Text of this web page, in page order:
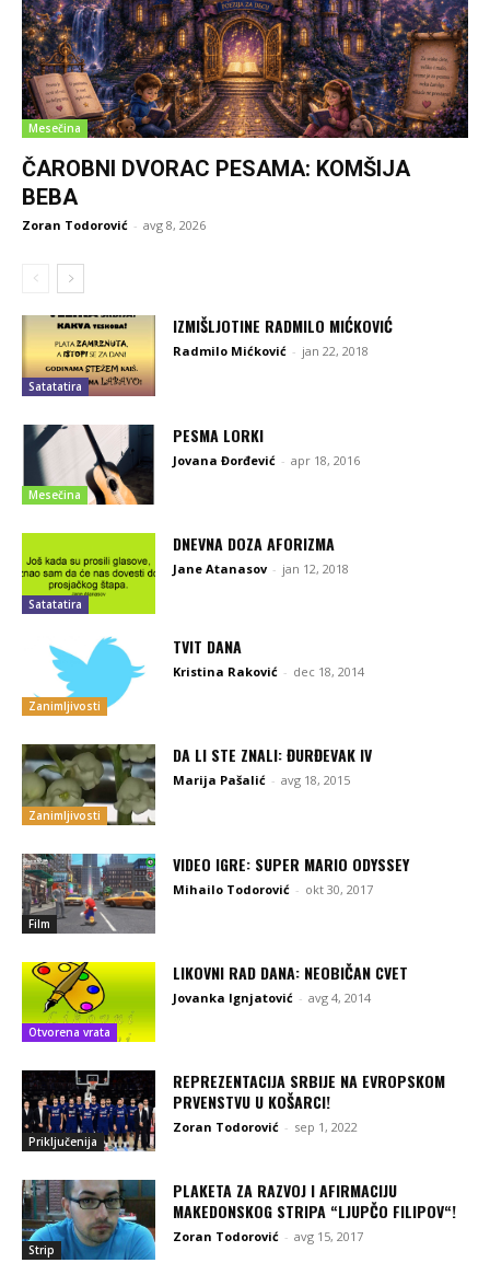
Mesečina
ČAROBNI DVORAC PESAMA: KOMŠIJA
BEBA
Zoran Todorović - avg 8, 2026
Satatatira
IZMIŠLJOTINE RADMILO MIĆKOVIĆ
Radmilo Mićković - jan 22, 2018
Mesečina
PESMA LORKI
Jovana Đorđević - apr 18, 2016
Satatatira
DNEVNA DOZA AFORIZMA
Jane Atanasov - jan 12, 2018
Zanimljivosti
TVIT DANA
Kristina Raković - dec 18, 2014
Zanimljivosti
DA LI STE ZNALI: ĐURĐEVAK IV
Marija Pašalić - avg 18, 2015
Film
VIDEO IGRE: SUPER MARIO ODYSSEY
Mihailo Todorović - okt 30, 2017
Otvorena vrata
LIKOVNI RAD DANA: NEOBIČAN CVET
Jovanka Ignjatović - avg 4, 2014
Priključenija
REPREZENTACIJA SRBIJE NA EVROPSKOM
PRVENSTVU U KOŠARCI!
Zoran Todorović - sep 1, 2022
Strip
PLAKETA ZA RAZVOJ I AFIRMACIJU
MAKEDONSKOG STRIPA “LJUPČO FILIPOV“!
Zoran Todorović - avg 15, 2017